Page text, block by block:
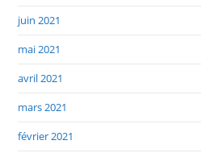
juin 2021
mai 2021
avril 2021
mars 2021
février 2021